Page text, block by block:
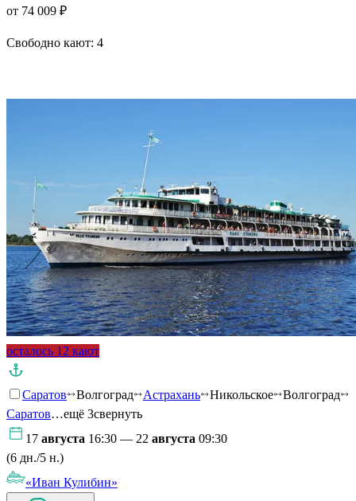
от 74 009 ₽
Свободно кают: 4
осталось 12 кают
Саратов Волгоград Астрахань Никольское
Волгоград
Саратов…ещё 3свернуть
17 августа 16:30 — 22 августа 09:30
(6 дн./5 н.)
«Иван Кулибин»